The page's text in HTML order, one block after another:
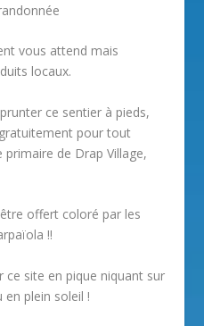
vous attend mais
locaux.
ce sentier à pieds,
pour tout
primaire de Drap Village,
offert coloré par les
!!
ce site en pique niquant sur
en plein soleil !